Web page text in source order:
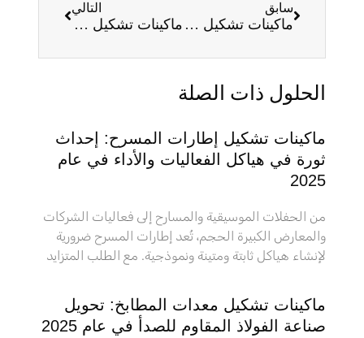
سابق
ماكينات تشكيل رفوف تشكيل مستحضرات التجميل: تغيير قواعد اللعبة في تصنيع شاشات العرض بالتجزئة
التالي
ماكينات تشكيل الألواح المعزولة: ثورة في البناء وكفاءة الطاقة
الحلول ذات الصلة
ماكينات تشكيل إطارات المسرح: إحداث
ثورة في هياكل الفعاليات والأداء في عام
2025
من الحفلات الموسيقية والمسارح إلى فعاليات الشركات
والمعارض الكبيرة الحجم، تُعد إطارات المسرح ضرورية
لإنشاء هياكل ثابتة ومتينة ونموذجية. مع الطلب المتزايد
ماكينات تشكيل معدات المطابخ: تحويل
صناعة الفولاذ المقاوم للصدأ في عام 2025